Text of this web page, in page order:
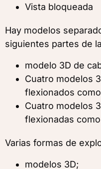
Vista bloqueada
Hay modelos
siguientes partes de
modelo 3D de
Cuatro modelos
flexionados
Cuatro modelos
flexionadas
Varias formas de
modelos 3D;